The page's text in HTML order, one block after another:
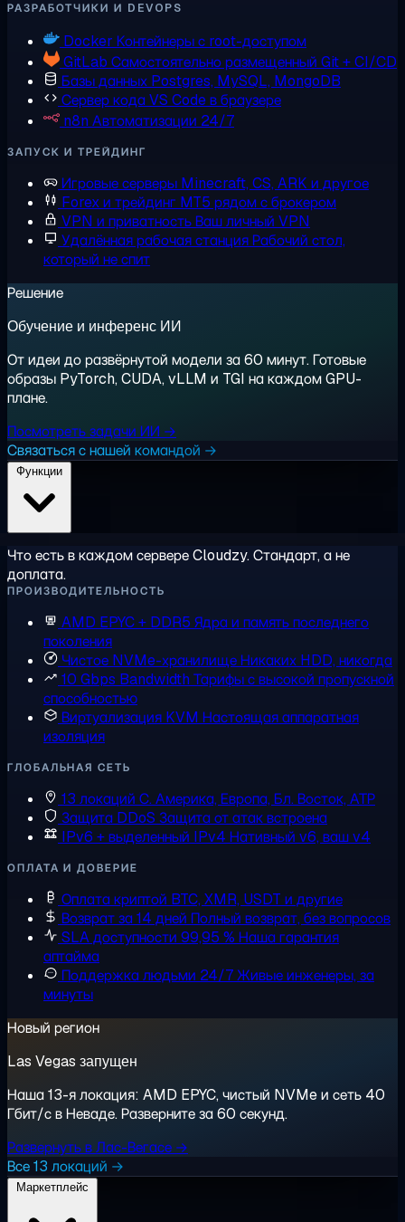
РАЗРАБОТЧИКИ И DEVOPS
Docker Контейнеры с root-доступом
GitLab Самостоятельно размещенный Git + CI/CD
Базы данных Postgres, MySQL, MongoDB
Сервер кодаVS Code в браузере
n8n Автоматизации 24/7
ЗАПУСК И ТРЕЙДИНГ
Игровые серверы Minecraft, CS, ARK и другое
Forex и трейдинг MT5 рядом с брокером
VPN и приватностьВаш личный VPN
Удалённая рабочая станцияРабочий стол,
который не спит
Решение
Обучение и инференс ИИ
От идеи до развёрнутой модели за 60 минут. Готовые
образы PyTorch, CUDA, vLLM и TGI на каждом GPU-
плане.
Посмотреть задачи ИИ →
Связаться с нашей командой →
Что есть в каждом сервере Cloudzy. Стандарт, а не
доплата.
ПРОИЗВОДИТЕЛЬНОСТЬ
AMD EPYC + DDR5 Ядра и память последнего
поколения
Чистое NVMe-хранилищеНикаких HDD, никогда
10 Gbps Bandwidth Тарифы с высокой пропускной
способностью
Виртуализация KVM Настоящая аппаратная
изоляция
ГЛОБАЛЬНАЯ СЕТЬ
13 локаций С. Америка, Европа, Бл. Восток, АТР
Защита DDoS Защита от атак встроена
IPv6 + выделенный IPv4 Нативный v6, ваш v4
ОПЛАТА И ДОВЕРИЕ
Оплата криптой BTC, XMR, USDT и другие
Возврат за 14 дней Полный возврат, без вопросов
SLA доступности 99,95 % Наша гарантия
аптайма
Поддержка людьми 24/7Живые инженеры, за
минуты
Новый регион
Las Vegas запущен
Наша 13-я локация: AMD EPYC, чистый NVMe и сеть 40
Гбит/с в Неваде. Разверните за 60 секунд.
Развернуть в Лас-Вегасе →
Все 13 локаций →